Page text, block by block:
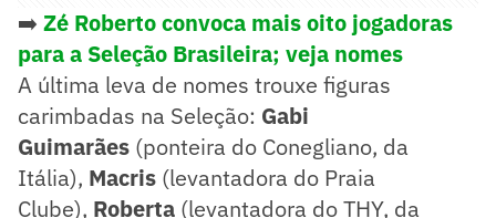
➡️ Zé Roberto convoca mais oito jogadoras
para a Seleção Brasileira; veja nomes
A última leva de nomes trouxe figuras
carimbadas na Seleção: Gabi
Guimarães (ponteira do Conegliano, da
Itália), Macris (levantadora do Praia
Clube), Roberta (levantadora do THY, da